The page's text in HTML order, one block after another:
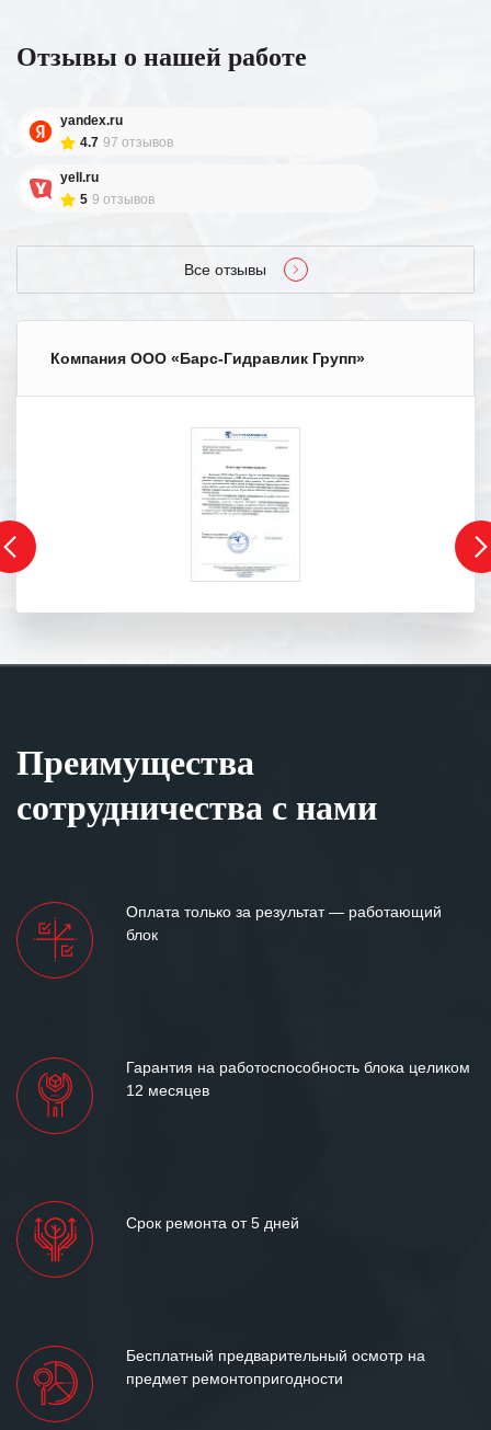
Отзывы о нашей работе
yandex.ru
4.7 97 отзывов
yell.ru
5 9 отзывов
Все отзывы
Компания ООО «Барс-Гидравлик Групп»
Преимущества
сотрудничества с нами
Оплата только за результат — работающий
блок
Гарантия на работоспособность блока целиком
12 месяцев
Срок ремонта от 5 дней
Бесплатный предварительный осмотр на
предмет ремонтопригодности